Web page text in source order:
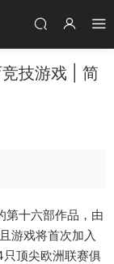
技游戏 | 简
第十六部作品，由
游戏将首次加入
顶尖欧洲联赛俱